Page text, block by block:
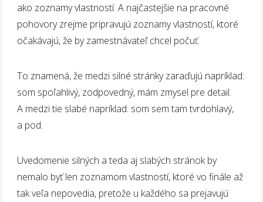
ako zoznamy vlastností. A najčastejšie na pracovné
pohovory zrejme pripravujú zoznamy vlastností, ktoré
očakávajú, že by zamestnávateľ chcel počuť.
To znamená, že medzi silné stránky zaraďujú napríklad:
som spoľahlivý, zodpovedný, mám zmysel pre detail.
A medzi tie slabé napríklad: som sem tam tvrdohlavý,
a pod.
Uvedomenie silných a teda aj slabých stránok by
nemalo byť len zoznamom vlastností, ktoré vo finále až
tak veľa nepovedia, pretože u každého sa prejavujú